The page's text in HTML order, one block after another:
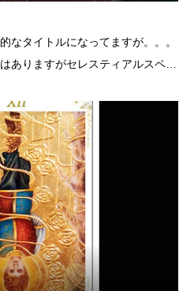
なタイトルになってますが。。。
ありますがセレスティアルスペー
watch?